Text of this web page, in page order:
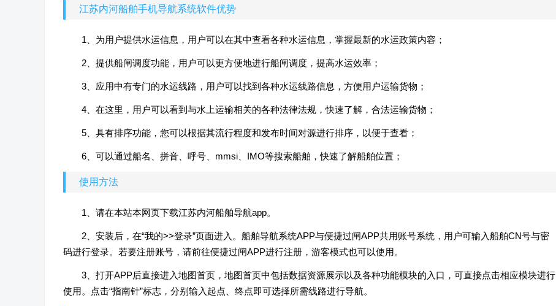
江苏内河船舶手机导航系统软件优势
1、为用户提供水运信息，用户可以在其中查看各种水运信息，掌握最新的水运政策内容；
2、提供船闸调度功能，用户可以更方便地进行船闸调度，提高水运效率；
3、应用中有专门的水运线路，用户可以找到各种水运线路信息，方便用户运输货物；
4、在这里，用户可以看到与水上运输相关的各种法律法规，快速了解，合法运输货物；
5、具有排序功能，您可以根据其流行程度和发布时间对源进行排序，以便于查看；
6、可以通过船名、拼音、呼号、mmsi、IMO等搜索船舶，快速了解船舶位置；
使用方法
1、请在本站本网页下载江苏内河船舶导航app。
2、安装后，在“我的>>登录”页面进入。船舶导航系统APP与便捷过闸APP共用账号系统，用户可输入船舶CN号与密
码进行登录。若要注册账号，请前往便捷过闸APP进行注册，游客模式也可以使用。
3、打开APP后直接进入地图首页，地图首页中包括数据资源展示以及各种功能模块的入口，可直接点击相应模块进行
使用。点击“指南针”标志，分别输入起点、终点即可选择所需线路进行导航。